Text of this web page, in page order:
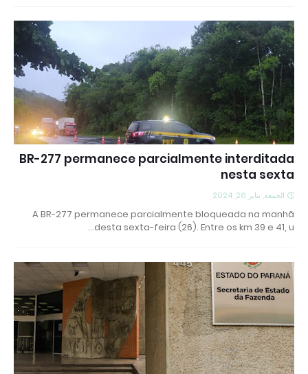
BR-277 permanece parcialmente interditada
nesta sexta
الجمعة, يناير 26, 2024
A BR-277 permanece parcialmente bloqueada na manhã
desta sexta-feira (26). Entre os km 39 e 41, u…